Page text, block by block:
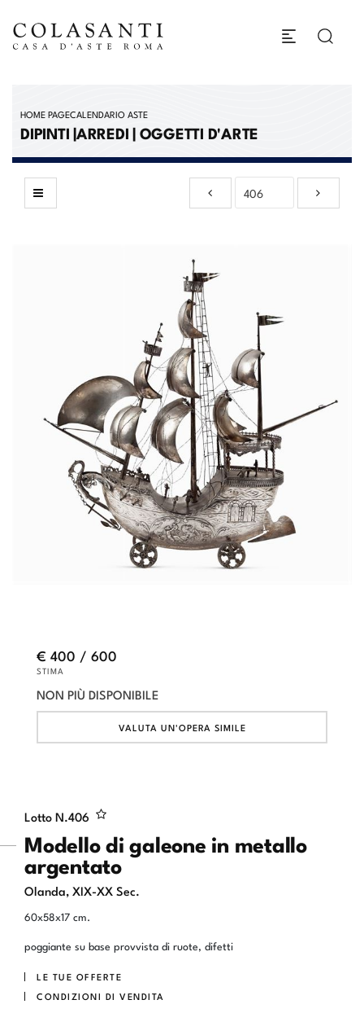
HOME PAGECALENDARIO ASTE
DIPINTI |ARREDI | OGGETTI D'ARTE
Lotto N.406
Modello di galeone in metallo
argentato
Olanda, XIX-XX Sec.
60x58x17 cm.
poggiante su base provvista di ruote, difetti
LE TUE OFFERTE
CONDIZIONI DI VENDITA
€ 400 / 600
STIMA
NON PIÙ DISPONIBILE
VALUTA UN'OPERA SIMILE